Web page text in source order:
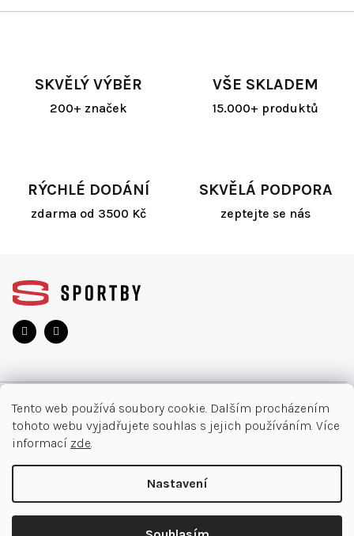
Tento web používá soubory cookie. Dalším procházením
tohoto webu vyjadřujete souhlas s jejich používáním. Více
informací zde.
Nastavení
SKVĚLÝ VÝBĚR
200+ značek
VŠE SKLADEM
15.000+ produktů
RÝCHLÉ DODÁNÍ
zdarma od 3500 Kč
SKVĚLÁ PODPORA
zeptejte se nás
O NÁKUPU
Akce
Nejčastější otázky
Doručení a platby
INFORMACE
Kontakt
+420 905 33 22 11